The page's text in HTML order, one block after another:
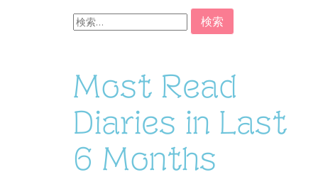
検
索:
Most Read
Diaries in Last
6 Months